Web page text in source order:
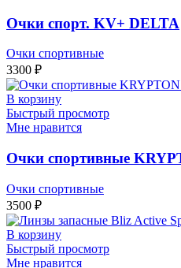
Очки спорт. KV+ DELTA
Очки спортивные
3300 ₽
В корзину
Быстрый просмотр
Мне нравится
Очки спортивные
Очки спортивные
3500 ₽
В корзину
Быстрый просмотр
Мне нравится